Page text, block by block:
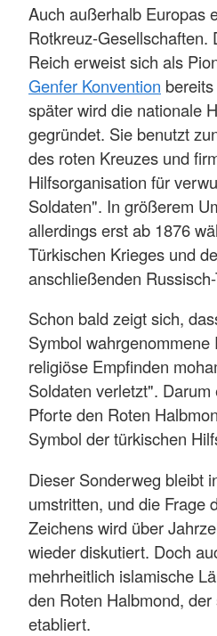
Auch außerhalb Europas
Rotkreuz-Gesellschaften.
Reich erweist sich als
Genfer Konvention
später wird die nationale
gegründet. Sie benutzt
des roten Kreuzes und
Hilfsorganisation für
Soldaten". In größerem
allerdings erst ab 1876
Türkischen Krieges und
anschließenden
Schon bald zeigt sich,
Symbol
religiöse Empfinden
Soldaten verletzt".
Pforte den Roten
Symbol der türkischen
Dieser Sonderweg bleibt
umstritten, und die Frage
Zeichens wird über
wieder diskutiert. Doch
mehrheitlich islamische
den Roten Halbmond,
etabliert.